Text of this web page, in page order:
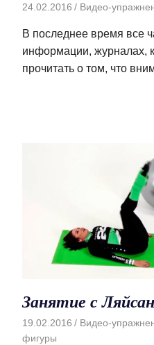
24.02.2016 Видео-
В последнее время все
информации, журналах,
прочитать о том, что
Занятие с
19.02.2016 Видео-
фигуры